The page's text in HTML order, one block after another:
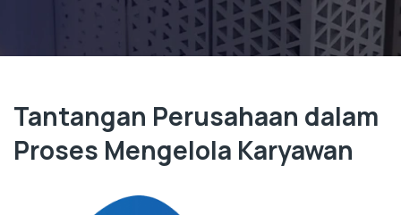
Tantangan Perusahaan dalam
Proses Mengelola Karyawan